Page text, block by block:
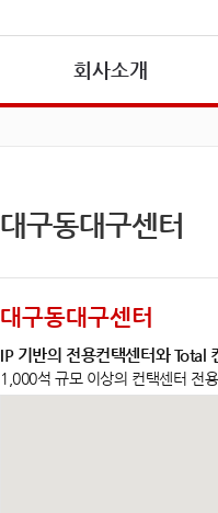
회사소개
대구동대구센터
대구동대구센터
IP 기반의 전용컨택센터와 Total
1,000석 규모 이상의 컨택센터 전